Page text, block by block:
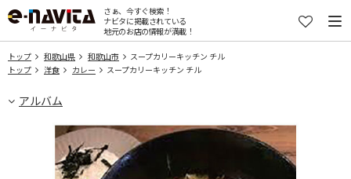
さぁ、今すぐ検索！
ナビタに掲載されている
地元のお店の情報が満載！
トップ 和歌山県 和歌山市
スープカリーキッチン チル
トップ
洋食 カレー スープカリーキッチン チル
アルバム